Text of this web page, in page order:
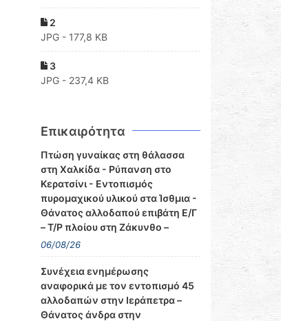
2
JPG - 177,8 KB
3
JPG - 237,4 KB
Επικαιρότητα
Πτώση γυναίκας στη θάλασσα
στη Χαλκίδα - Ρύπανση στο
Κερατσίνι - Εντοπισμός
πυρομαχικού υλικού στα Ίσθμια -
Θάνατος αλλοδαπού επιβάτη Ε/Γ
– Τ/Ρ πλοίου στη Ζάκυνθο –
06/08/26
Συνέχεια ενημέρωσης
αναφορικά με τον εντοπισμό 45
αλλοδαπών στην Ιεράπετρα –
Θάνατος άνδρα στην